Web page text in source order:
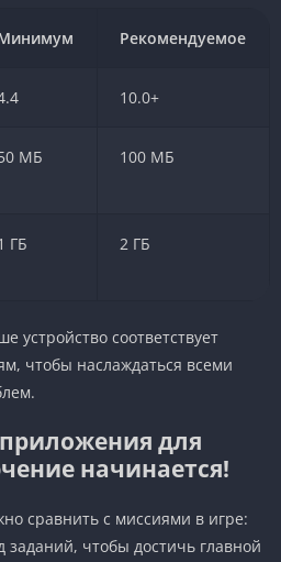
Рекомендуемое
10.0+
МБ 100 МБ
ГБ 2 ГБ
устройство соответствует
чтобы наслаждаться всеми
для
начинается!
сравнить с миссиями в игре:
чтобы достичь главной